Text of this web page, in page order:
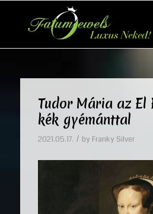
Tudor Mária az El
kék gyémánttal
2021.05.17. / by Franky Silver